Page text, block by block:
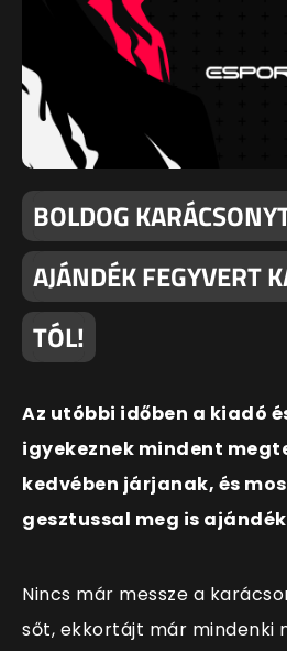
BOLDOG
AJÁNDÉK FEGYVERT
TÓL!
Az utóbbi időben a kiadó
igyekeznek mindent
kedvében járjanak, és
gesztussal meg is
Nincs már messze a
sőt, ekkortájt már mindenki